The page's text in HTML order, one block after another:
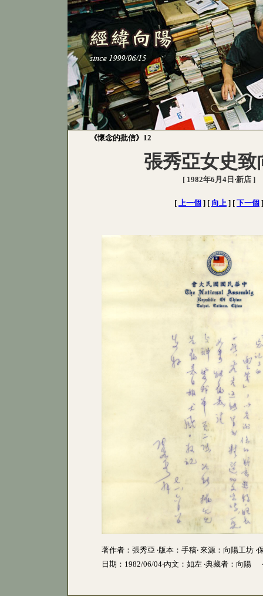
《懷念的批信》12
張秀亞女史致
[ 1982年6月4日‧新店 ]
[ 上一個 ] [ 向上 ] [ 下一個 ]
著作者：張秀亞 ‧版本：手稿‧ 來源：向陽工坊 ‧
日期：1982/06/04‧內文：如左 ‧典藏者：向陽